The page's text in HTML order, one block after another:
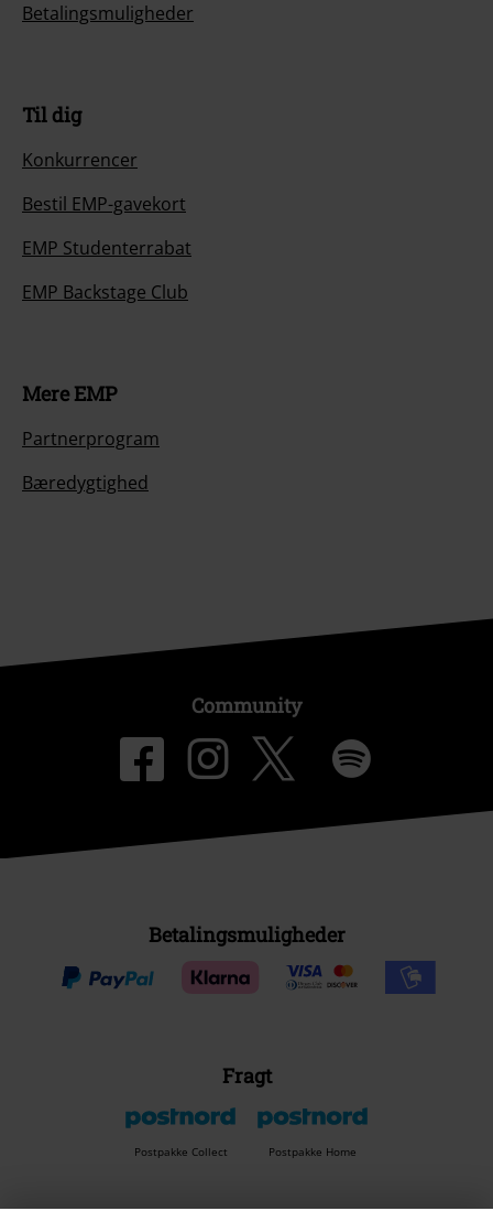
Betalingsmuligheder
Til dig
Konkurrencer
Bestil EMP-gavekort
EMP Studenterrabat
EMP Backstage Club
Mere EMP
Partnerprogram
Bæredygtighed
Community
Betalingsmuligheder
Fragt
Postpakke Collect Postpakke Home